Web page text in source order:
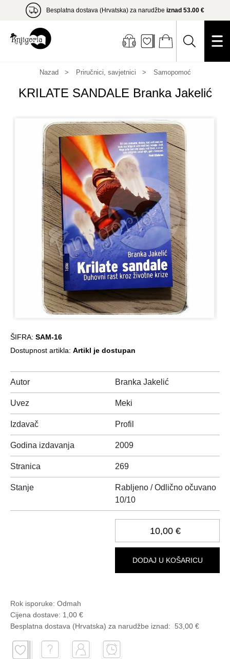
Besplatna dostava (Hrvatska) za narudžbe iznad 53.00 €
Nazad Priručnici, savjetnici Samopomoć
KRILATE SANDALE Branka Jakelić
ŠIFRA: SAM-16
Dostupnost artikla: Artikl je dostupan
Autor Branka Jakelić
Uvez Meki
Izdavač Profil
Godina izdavanja 2009
Stranica 269
Stanje
Rabljeno / Odlično očuvano
10/10
10,00 €
DODAJ U KOŠARICU
Rok isporuke: Odmah
Cijena dostave: 1,00 €
Besplatna dostava (Hrvatska) za narudžbe iznad: 53,00 €